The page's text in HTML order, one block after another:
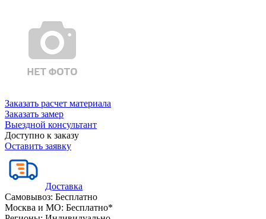
Заказать расчет материала
Заказать замер
Выездной консультант
Доступно к заказу
Оставить заявку
Доставка
Самовывоз: Бесплатно
Москва и МО: Бесплатно*